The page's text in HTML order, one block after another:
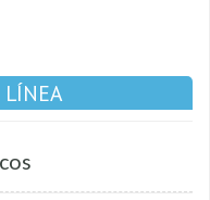
LÍNEA